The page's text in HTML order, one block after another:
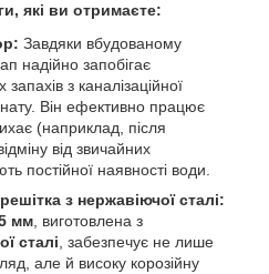
ви отримаєте:
Завдяки вбудованому
надійно запобігає
з каналізаційної
Він ефективно працює
(наприклад, після
від звичайних
постійної наявності води.
з нержавіючої сталі:
мм , виготовлена з
сталі , забезпечує не лише
але й високу корозійну